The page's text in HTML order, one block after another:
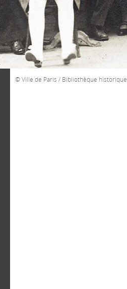
Ville de Paris / Bibliothèque historique